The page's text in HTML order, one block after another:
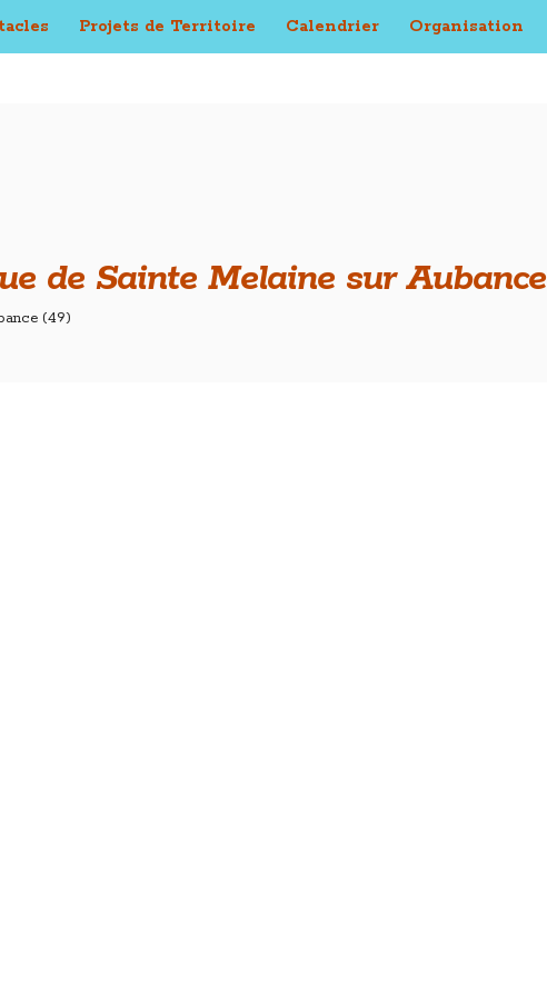
Projets de Territoire Calendrier Organisation
de Sainte Melaine sur Aubance
(49)